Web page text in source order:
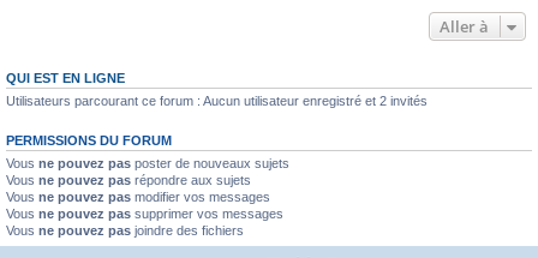
Aller à
QUI EST EN LIGNE
Utilisateurs parcourant ce forum : Aucun utilisateur enregistré et 2 invités
PERMISSIONS DU FORUM
Vous ne pouvez pas poster de nouveaux sujets
Vous ne pouvez pas répondre aux sujets
Vous ne pouvez pas modifier vos messages
Vous ne pouvez pas supprimer vos messages
Vous ne pouvez pas joindre des fichiers